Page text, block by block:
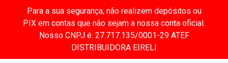
Para a sua segurança, não realizem depósitos ou
PIX em contas que não sejam a nossa conta oficial.
Nosso CNPJ é: 27.717.135/0001-29 ATEF
DISTRIBUIDORA EIRELI